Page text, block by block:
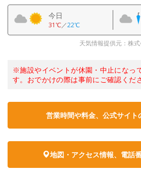
今日
31℃／22℃
天気情報提供元：株
※施設やイベントが休園・中止になっ
す。おでかけの際は事前にご確認くだ
営業時間や料金、公式サイト
地図・アクセス情報、電話